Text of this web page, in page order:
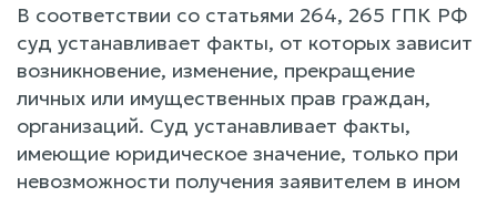
В соответствии со статьями 264, 265 ГПК РФ
суд устанавливает факты, от которых зависит
возникновение, изменение, прекращение
личных или имущественных прав граждан,
организаций. Суд устанавливает факты,
имеющие юридическое значение, только при
невозможности получения заявителем в ином